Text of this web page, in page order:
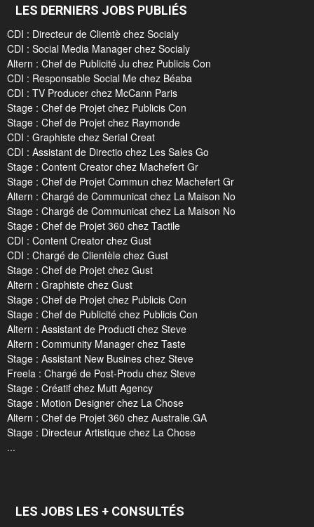
LES DERNIERS JOBS PUBLIÉS
CDI : Directeur de Clientè chez Socialy
CDI : Social Media Manager chez Socialy
Altern : Chef de Publicité Ju chez Publicis Con
CDI : Responsable Social Me chez Béaba
CDI : TV Producer chez McCann Paris
Stage : Chef de Projet chez Publicis Con
Stage : Chef de Projet chez Raymonde
CDI : Graphiste chez Serial Creat
CDI : Assistant de Directio chez Les Sales Go
Stage : Content Creator chez Machefert Gr
Stage : Chef de Projet Commun chez Machefert Gr
Altern : Chargé de Communicat chez La Maison No
Stage : Chargé de Communicat chez La Maison No
Stage : Chef de Projet 360 chez Tactile
CDI : Content Creator chez Gust
CDI : Chargé de Clientèle chez Gust
Stage : Chef de Projet chez Gust
Altern : Graphiste chez Gust
Stage : Chef de Projet chez Publicis Con
Stage : Chef de Publicité chez Publicis Con
Altern : Assistant de Producti chez Steve
Altern : Community Manager chez Taste
Stage : Assistant New Busines chez Steve
Freela : Chargé de Post-Produ chez Steve
Stage : Créatif chez Mutt Agency
Stage : Motion Designer chez La Chose
Altern : Chef de Projet 360 chez Australie.GA
Stage : Directeur Artistique chez La Chose
...
LES JOBS LES + CONSULTÉS